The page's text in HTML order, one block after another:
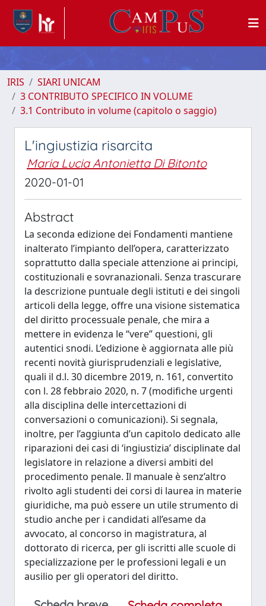
IRIS
SIARI UNICAM
3 CONTRIBUTO SPECIFICO IN VOLUME
3.1 Contributo in volume (capitolo o saggio)
L'ingiustizia risarcita
Maria Lucia Antonietta Di Bitonto
2020-01-01
Abstract
La seconda edizione dei Fondamenti mantiene
inalterato l’impianto dell’opera, caratterizzato
soprattutto dalla speciale attenzione ai principi,
costituzionali e sovranazionali. Senza trascurare
la descrizione puntuale degli istituti e dei singoli
articoli della legge, offre una visione sistematica
del diritto processuale penale, che mira a
mettere in evidenza le “vere” questioni, gli
autentici snodi. L’edizione è aggiornata alle più
recenti novità giurisprudenziali e legislative,
quali il d.l. 30 dicembre 2019, n. 161, convertito
con l. 28 febbraio 2020, n. 7 (modifiche urgenti
alla disciplina delle intercettazioni di
conversazioni o comunicazioni). Si segnala,
inoltre, per l’aggiunta d’un capitolo dedicato alle
riparazioni dei casi di ‘ingiustizia’ disciplinate dal
legislatore in relazione a diversi ambiti del
procedimento penale. Il manuale è senz’altro
rivolto agli studenti dei corsi di laurea in materie
giuridiche, ma può essere un utile strumento di
studio anche per i candidati all’esame da
avvocato, al concorso in magistratura, al
dottorato di ricerca, per gli iscritti alle scuole di
specializzazione per le professioni legali e un
ausilio per gli operatori del diritto.